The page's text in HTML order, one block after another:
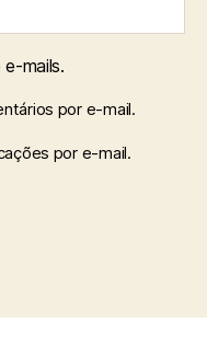
mails.
por e-mail.
por e-mail.